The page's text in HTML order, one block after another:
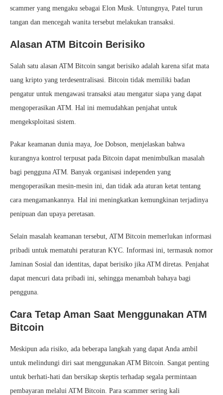
scammer yang mengaku sebagai Elon Musk. Untungnya, Patel turun
tangan dan mencegah wanita tersebut melakukan transaksi.
Alasan ATM Bitcoin Berisiko
Salah satu alasan ATM Bitcoin sangat berisiko adalah karena sifat mata
uang kripto yang terdesentralisasi. Bitcoin tidak memiliki badan
pengatur untuk mengawasi transaksi atau mengatur siapa yang dapat
mengoperasikan ATM. Hal ini memudahkan penjahat untuk
mengeksploitasi sistem.
Pakar keamanan dunia maya, Joe Dobson, menjelaskan bahwa
kurangnya kontrol terpusat pada Bitcoin dapat menimbulkan masalah
bagi pengguna ATM. Banyak organisasi independen yang
mengoperasikan mesin-mesin ini, dan tidak ada aturan ketat tentang
cara mengamankannya. Hal ini meningkatkan kemungkinan terjadinya
penipuan dan upaya peretasan.
Selain masalah keamanan tersebut, ATM Bitcoin memerlukan informasi
pribadi untuk mematuhi peraturan KYC. Informasi ini, termasuk nomor
Jaminan Sosial dan identitas, dapat berisiko jika ATM diretas. Penjahat
dapat mencuri data pribadi ini, sehingga menambah bahaya bagi
pengguna.
Cara Tetap Aman Saat Menggunakan ATM
Bitcoin
Meskipun ada risiko, ada beberapa langkah yang dapat Anda ambil
untuk melindungi diri saat menggunakan ATM Bitcoin. Sangat penting
untuk berhati-hati dan bersikap skeptis terhadap segala permintaan
pembayaran melalui ATM Bitcoin. Para scammer sering kali